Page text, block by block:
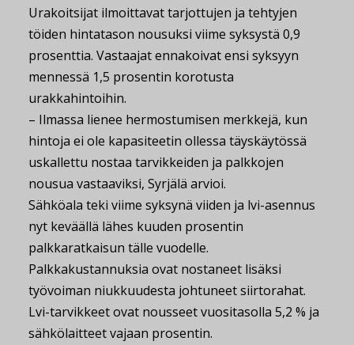
Urakoitsijat ilmoittavat tarjottujen ja tehtyjen
töiden hintatason nousuksi viime syksystä 0,9
prosenttia. Vastaajat ennakoivat ensi syksyyn
mennessä 1,5 prosentin korotusta
urakkahintoihin.
– Ilmassa lienee hermostumisen merkkejä, kun
hintoja ei ole kapasiteetin ollessa täyskäytössä
uskallettu nostaa tarvikkeiden ja palkkojen
nousua vastaaviksi, Syrjälä arvioi.
Sähköala teki viime syksynä viiden ja lvi-asennus
nyt keväällä lähes kuuden prosentin
palkkaratkaisun tälle vuodelle.
Palkkakustannuksia ovat nostaneet lisäksi
työvoiman niukkuudesta johtuneet siirtorahat.
Lvi-tarvikkeet ovat nousseet vuositasolla 5,2 % ja
sähkölaitteet vajaan prosentin.